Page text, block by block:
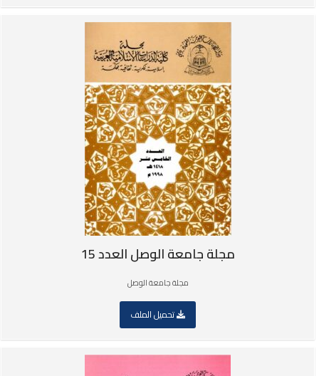
مجلة جامعة الوصل العدد 15
مجلة جامعة الوصل
تحميل الملف